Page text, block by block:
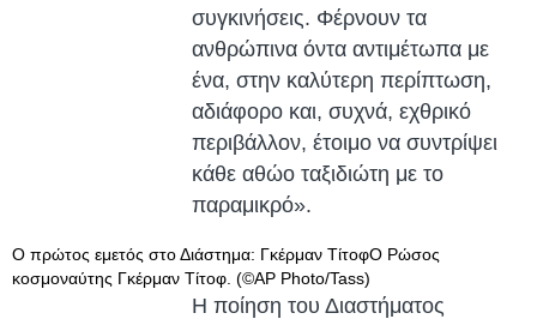
συγκινήσεις. Φέρνουν τα
ανθρώπινα όντα αντιμέτωπα με
ένα, στην καλύτερη περίπτωση,
αδιάφορο και, συχνά, εχθρικό
περιβάλλον, έτοιμο να συντρίψει
κάθε αθώο ταξιδιώτη με το
παραμικρό».
Ο πρώτος εμετός στο Διάστημα: Γκέρμαν ΤίτοφΟ Ρώσος
κοσμοναύτης Γκέρμαν Τίτοφ. (©AP Photo/Tass)
Η ποίηση του Διαστήματος